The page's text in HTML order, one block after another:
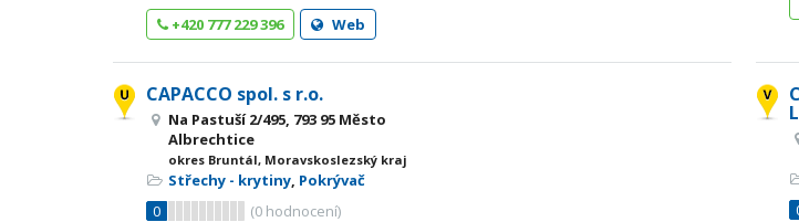
+420 777 229 396
Web
CAPACCO spol. s r.o.
Na Pastuší 2/495, 793 95 Město
Albrechtice
okres Bruntál, Moravskoslezský kraj
Střechy - krytiny, Pokrývač
0
(0 hodnocení)